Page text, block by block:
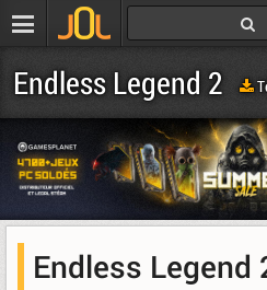
Endless Legend 2
Endless Legend